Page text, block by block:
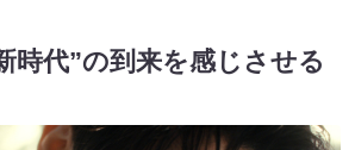
時代”の到来を感じさせる